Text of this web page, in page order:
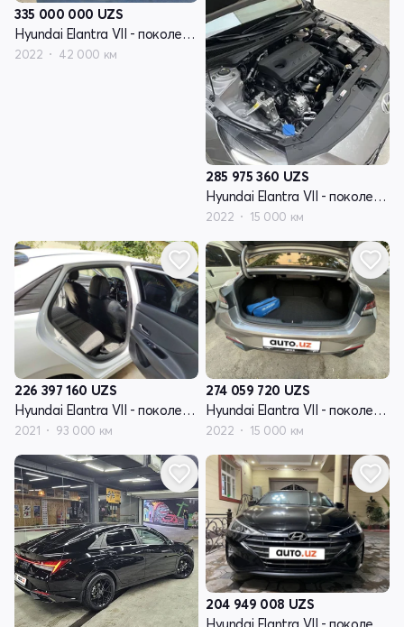
335 000 000 UZS
Hyundai Elantra VII - поколение (CN7)
2022 42 000 км
285 975 360 UZS
Hyundai Elantra VII - поколение (CN7)
2022 15 000 км
226 397 160 UZS
Hyundai Elantra VII - поколение (CN7)
2021 93 000 км
274 059 720 UZS
Hyundai Elantra VII - поколение (CN7)
2022 15 000 км
204 949 008 UZS